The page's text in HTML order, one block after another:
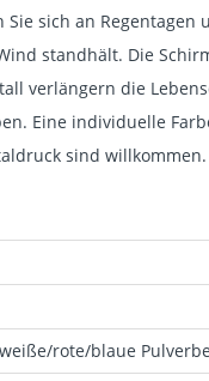
sich an Regentagen
standhält. Die
verlängern die
Eine individuelle
sind willkommen.
rote/blaue